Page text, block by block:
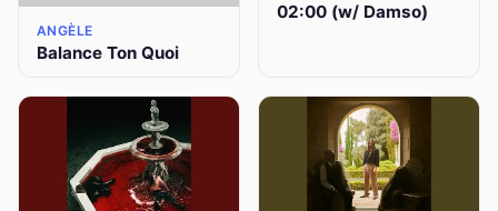
ANGÈLE
Balance Ton Quoi
02:00 (w/ Damso)